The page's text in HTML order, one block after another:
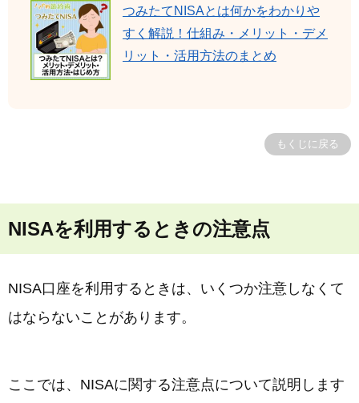
つみたてNISAとは何かをわかりや
すく解説！仕組み・メリット・デメ
リット・活用方法のまとめ
もくじに戻る
NISAを利用するときの注意点
NISA口座を利用するときは、いくつか注意しなくて
はならないことがあります。
ここでは、NISAに関する注意点について説明します